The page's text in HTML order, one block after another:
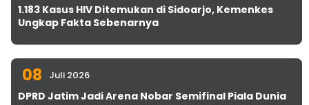
1.183 Kasus HIV Ditemukan di Sidoarjo, Kemenkes
Ungkap Fakta Sebenarnya
08 Juli 2026
DPRD Jatim Jadi Arena Nobar Semifinal Piala Dunia